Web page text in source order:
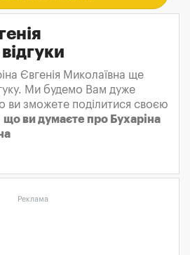
Євгенія Миколаївна ще
Ми будемо Вам дуже
ви зможете поділитися своєю
що ви думаєте про Бухаріна
Реклама